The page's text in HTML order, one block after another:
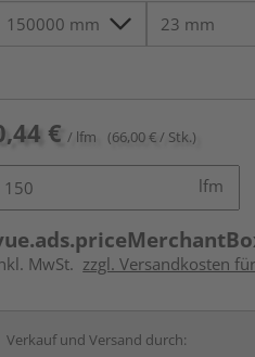
€ / lfm (66,00 € / Stk.)
lfm
MwSt. zzgl. Versandkosten
Verkauf und Versand durch: